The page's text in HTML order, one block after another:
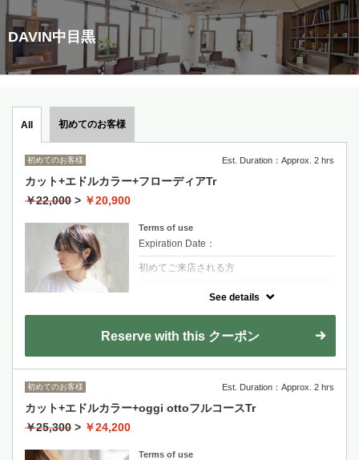
DAVIN中目黒
All 初めてのお客様
初めてのお客様 Est. Duration：Approx. 2 hrs
カット+エドルカラー+フローディアTr
￥22,000 > ￥20,900
Terms of use
Expiration Date：
初めてご来店される方
用。
傷んだ部分に直接反応する最新システムトリ
ートメント。
剪髮+染髮+FLOWDIA護髮
適合輕度到中度受損的髮質
長度過鎖骨+1100
RYOHEI+2200
See details
Reserve with this クーポン
初めてのお客様 Est. Duration：Approx. 2 hrs
カット+エドルカラー+oggi ottoフルコースTr
￥25,300 > ￥24,200
Terms of use